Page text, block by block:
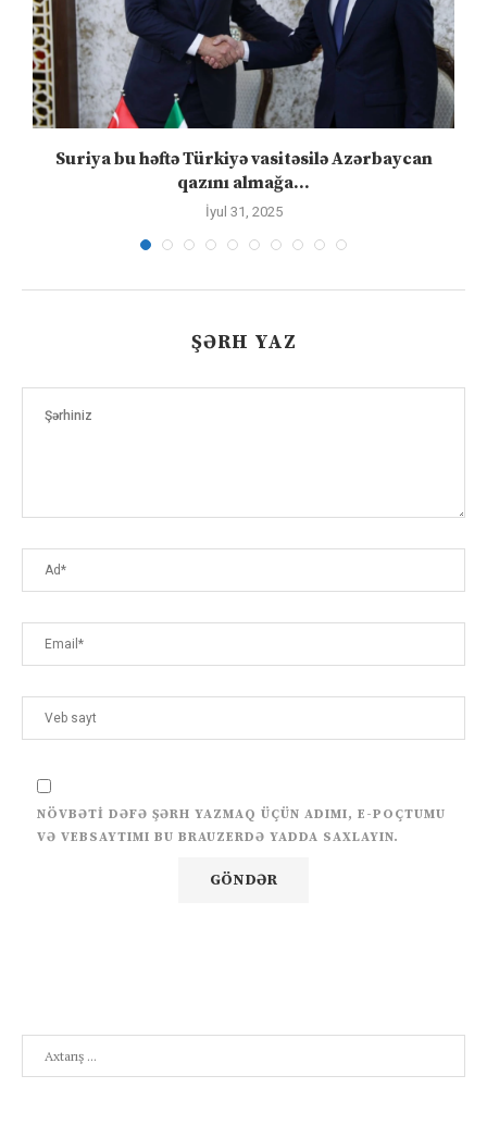
Suriya bu həftə Türkiyə vasitəsilə Azərbaycan
qazını almağa...
İyul 31, 2025
ŞƏRH YAZ
NÖVBƏTI DƏFƏ ŞƏRH YAZMAQ ÜÇÜN ADIMI, E-POÇTUMU
VƏ VEBSAYTIMI BU BRAUZERDƏ YADDA SAXLAYIN.